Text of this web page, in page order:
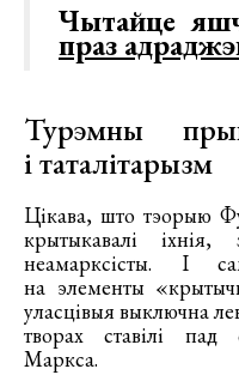
Чытайце
праз
Турэмны
і таталітарызм
Цікава, што тэорыю
крытыкавалі
неамарксісты. І
на элементы
уласцівыя выключна
творах ставілі пад
Маркса.